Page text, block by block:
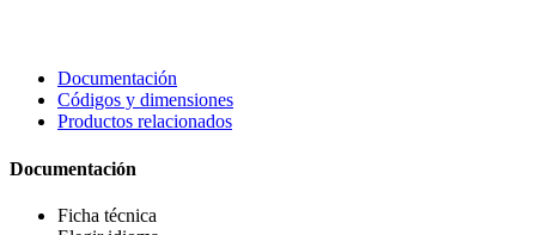
Documentación
Códigos y dimensiones
Productos relacionados
Documentación
Ficha técnica